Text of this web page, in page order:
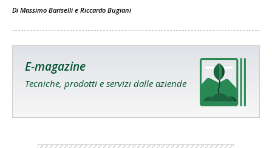
Di Massimo Bariselli e Riccardo Bugiani
E-magazine
Tecniche, prodotti e servizi dalle aziende